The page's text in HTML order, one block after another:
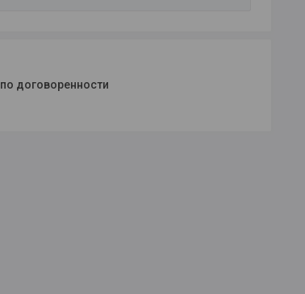
по договоренности